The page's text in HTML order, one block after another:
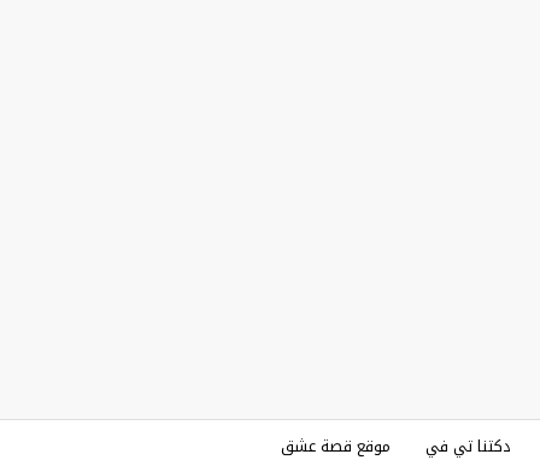
دكتنا تي في موقع قصة عشق